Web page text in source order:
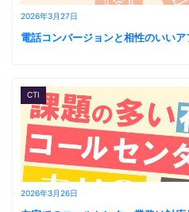
2026年3月27日
電話コンバージョンと相性のいい
2026年3月26日
CTI